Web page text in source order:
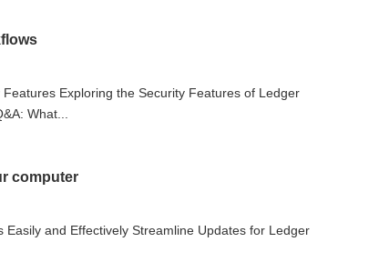
Exploring the Security Features of Ledger
What...
computer
Easily and Effectively Streamline Updates for Ledger